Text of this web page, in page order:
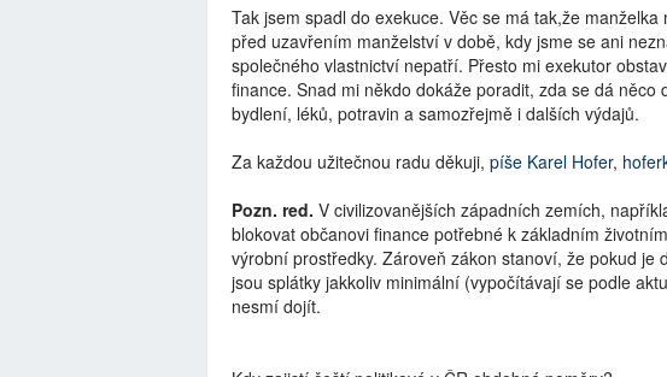
Tak jsem spadl do exekuce. Věc se má tak,že
před uzavřením manželství v době, kdy jsme se ani
společného vlastnictví nepatří. Přesto mi exekutor
finance. Snad mi někdo dokáže poradit, zda se dá
bydlení, léků, potravin a samozřejmě i dalších výdajů.
Za každou užitečnou radu děkuji, píše Karel Hofer,
Pozn. red. V civilizovanějších západních zemích,
blokovat občanovi finance potřebné k základním
výrobní prostředky. Zároveň zákon stanoví, že pokud je
jsou splátky jakkoliv minimální (vypočítávají se podle
nesmí dojít.